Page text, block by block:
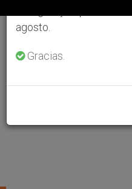
agosto.
Gracias.